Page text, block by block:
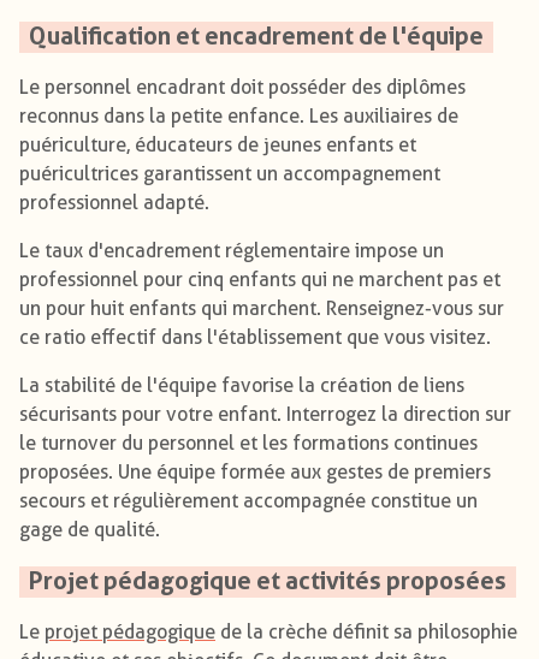
Qualification et encadrement de l'équipe
Le personnel encadrant doit posséder des diplômes
reconnus dans la petite enfance. Les auxiliaires de
puériculture, éducateurs de jeunes enfants et
puéricultrices garantissent un accompagnement
professionnel adapté.
Le taux d'encadrement réglementaire impose un
professionnel pour cinq enfants qui ne marchent pas et
un pour huit enfants qui marchent. Renseignez-vous sur
ce ratio effectif dans l'établissement que vous visitez.
La stabilité de l'équipe favorise la création de liens
sécurisants pour votre enfant. Interrogez la direction sur
le turnover du personnel et les formations continues
proposées. Une équipe formée aux gestes de premiers
secours et régulièrement accompagnée constitue un
gage de qualité.
Projet pédagogique et activités proposées
Le projet pédagogique de la crèche définit sa philosophie